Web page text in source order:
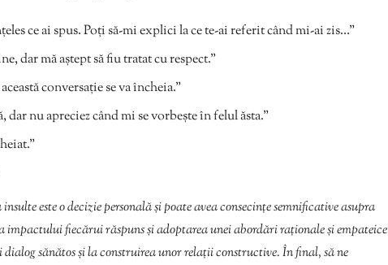
ce ai spus. Poți să-mi explici la ce te-ai referit când mi-ai zis…”
dar mă aștept să fiu tratat cu respect.”
conversație se va încheia.”
dar nu apreciez când mi se vorbește în felul ăsta.”
este o decizie personală și poate avea consecințe semnificative asupra
impactului fiecărui răspuns și adoptarea unei abordări raționale și empateice
sănătos și la construirea unor relații constructive. În final, să ne